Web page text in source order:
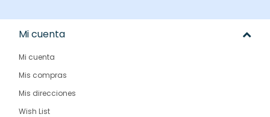
Mi cuenta
Mi cuenta
Mis compras
Mis direcciones
Wish List